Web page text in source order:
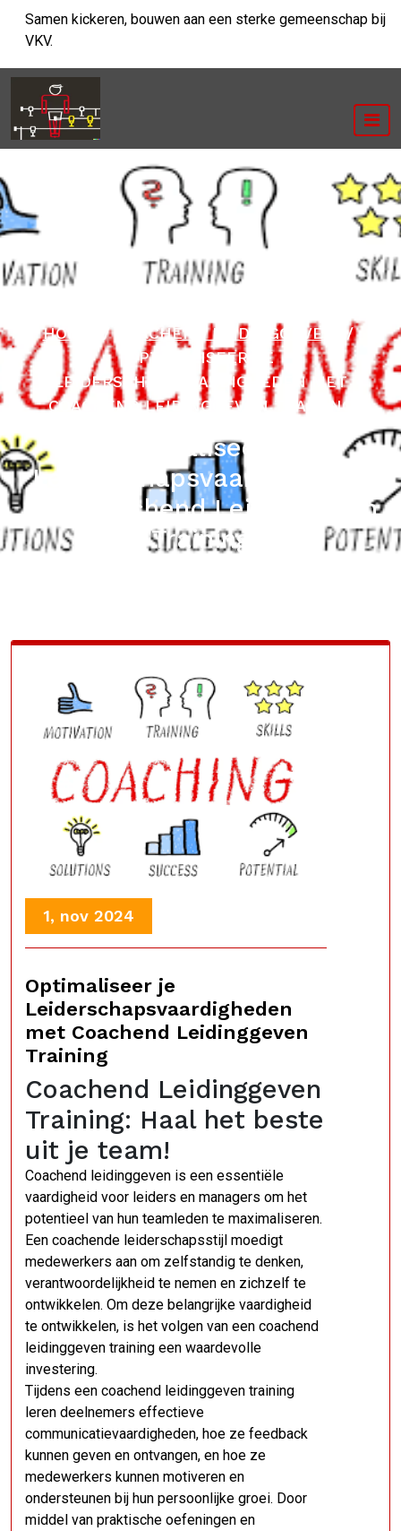
naar
inhoud
Samen kickeren, bouwen aan een sterke gemeenschap bij
VKV.
HOME / COACHEND LEIDINGGEVEN
/
OPTIMALISEER JE
LEIDERSCHAPSVAARDIGHEDEN MET
COACHEND LEIDINGGEVEN TRAINING
Optimaliseer je
Leiderschapsvaardigheden
met Coachend Leidinggeven
Training
1, nov 2024
Optimaliseer je
Leiderschapsvaardigheden
met Coachend Leidinggeven
Training
Coachend Leidinggeven
Training: Haal het beste
uit je team!
Coachend leidinggeven is een essentiële
vaardigheid voor leiders en managers om het
potentieel van hun teamleden te maximaliseren.
Een coachende leiderschapsstijl moedigt
medewerkers aan om zelfstandig te denken,
verantwoordelijkheid te nemen en zichzelf te
ontwikkelen. Om deze belangrijke vaardigheid
te ontwikkelen, is het volgen van een coachend
leidinggeven training een waardevolle
investering.
Tijdens een coachend leidinggeven training
leren deelnemers effectieve
communicatievaardigheden, hoe ze feedback
kunnen geven en ontvangen, en hoe ze
medewerkers kunnen motiveren en
ondersteunen bij hun persoonlijke groei. Door
middel van praktische oefeningen en